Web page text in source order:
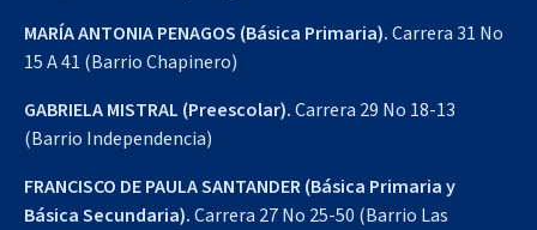
MARÍA ANTONIA PENAGOS (Básica Primaria).Carrera 31 No
15 A 41 (Barrio Chapinero)
GABRIELA MISTRAL (Preescolar).Carrera 29 No 18-13
(Barrio Independencia)
FRANCISCO DE PAULA SANTANDER (Básica Primaria y
Básica Secundaria).Carrera 27 No 25-50 (Barrio Las